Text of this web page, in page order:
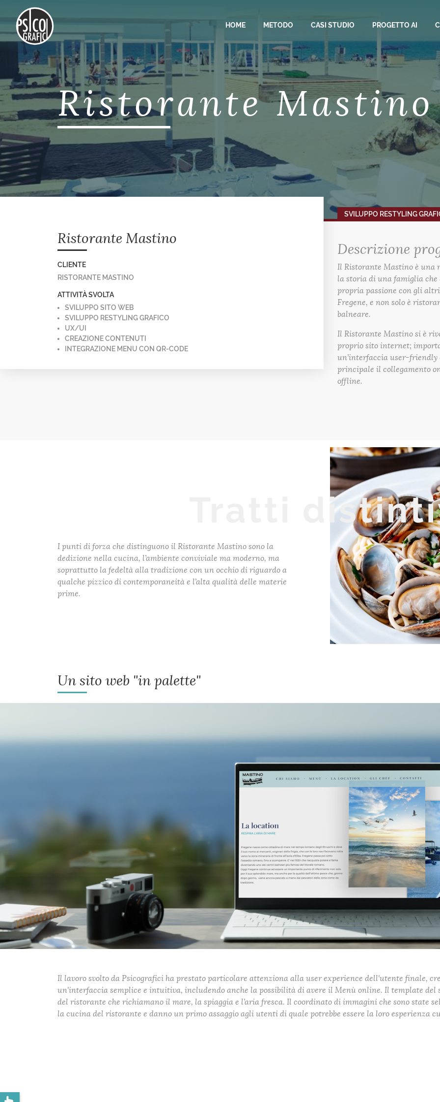
HOME METODO CASI STUDIO PROGETTO AI
Ristorante Mastino
SVILUPPO RESTYLING
Ristorante Mastino
CLIENTE
RISTORANTE MASTINO
ATTIVITÀ SVOLTA
SVILUPPO SITO WEB
SVILUPPO RESTYLING GRAFICO
UX/UI
CREAZIONE CONTENUTI
INTEGRAZIONE MENU CON QR-CODE
Descrizione
Il Ristorante Mastino è una
la storia di una famiglia
propria passione con gli
Fregene, e non solo è
balneare.
Il Ristorante Mastino si è
proprio sito internet;
un’interfaccia user-friendly
principale il collegamento
offline.
Tratti
I punti di forza che distinguono il Ristorante Mastino sono la
dedizione nella cucina, l’ambiente conviviale ma moderno, ma
soprattutto la fedeltà alla tradizione con un occhio di riguardo a
qualche pizzico di contemporaneità e l’alta qualità delle materie
prime.
Un sito web "in palette"
Il lavoro svolto da Psicografici ha prestato particolare attenziona alla user experience dell'utente finale,
un'interfaccia semplice e intuitiva, includendo anche la possibilità di avere il Menù online. Il template del
del ristorante che richiamano il mare, la spiaggia e l’aria fresca. Il coordinato di immagini che sono state
la cucina del ristorante e danno un primo assaggio agli utenti di quale potrebbe essere la loro esperienza